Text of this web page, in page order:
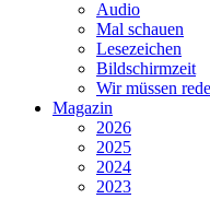
Audio
Mal schauen
Lesezeichen
Bildschirmzeit
Wir müssen
Magazin
2026
2025
2024
2023